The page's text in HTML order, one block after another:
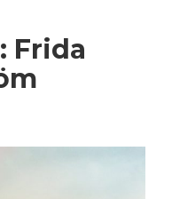
Frida